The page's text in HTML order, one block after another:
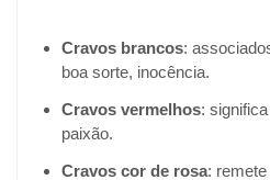
Cravos brancos:
boa sorte, inocência.
Cravos vermelhos:
paixão.
Cravos cor de rosa: